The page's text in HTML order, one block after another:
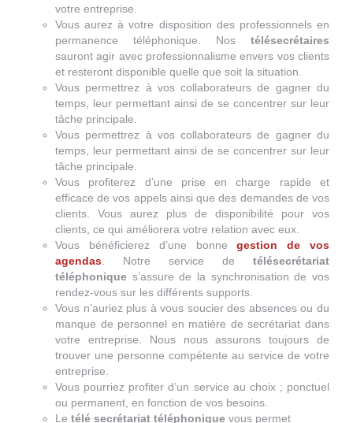
votre entreprise.
Vous aurez à votre disposition des professionnels en
permanence téléphonique. Nos télésecrétaires
sauront agir avec professionnalisme envers vos clients
et resteront disponible quelle que soit la situation.
Vous permettrez à vos collaborateurs de gagner du
temps, leur permettant ainsi de se concentrer sur leur
tâche principale.
Vous permettrez à vos collaborateurs de gagner du
temps, leur permettant ainsi de se concentrer sur leur
tâche principale.
Vous profiterez d’une prise en charge rapide et
efficace de vos appels ainsi que des demandes de vos
clients. Vous aurez plus de disponibilité pour vos
clients, ce qui améliorera votre relation avec eux.
Vous bénéficierez d’une bonnegestion de vos
agendas . Notre service de télésecrétariat
téléphonique s’assure de la synchronisation de vos
rendez-vous sur les différents supports.
Vous n’auriez plus à vous soucier des absences ou du
manque de personnel en matière de secrétariat dans
votre entreprise. Nous nous assurons toujours de
trouver une personne compétente au service de votre
entreprise.
Vous pourriez profiter d’un service au choix ; ponctuel
ou permanent, en fonction de vos besoins.
Le télé secrétariat téléphonique vous permet